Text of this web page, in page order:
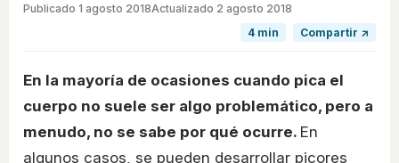
Publicado 1 agosto 2018Actualizado 2 agosto 2018
4 min
Compartir ↗
En la mayoría de ocasiones cuando pica el
cuerpo no suele ser algo problemático, pero a
menudo, no se sabe por qué ocurre. En
algunos casos, se pueden desarrollar picores